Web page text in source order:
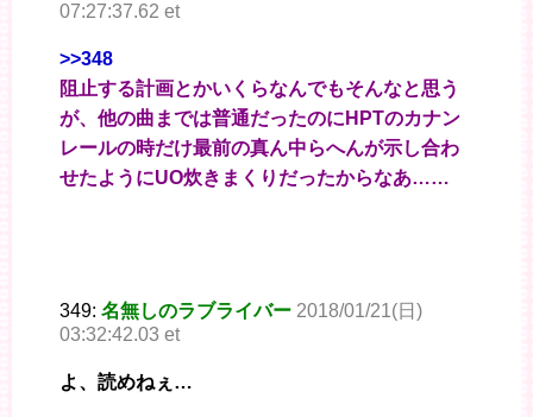
07:27:37.62 et
>>348
阻止する計画とかいくらなんでもそんなと思う
が、他の曲までは普通だったのにHPTのカナン
レールの時だけ最前の真ん中らへんが示し合わ
せたようにUO炊きまくりだったからなあ……
349: 名無しのラブライバー 2018/01/21(日)
03:32:42.03 et
よ、読めねぇ…